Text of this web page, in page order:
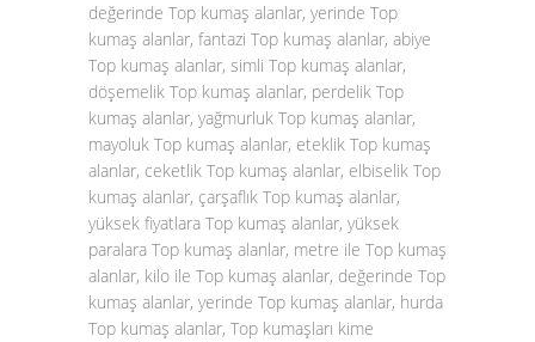
değerinde Top kumaş alanlar, yerinde Top
kumaş alanlar, fantazi Top kumaş alanlar, abiye
Top kumaş alanlar, simli Top kumaş alanlar,
döşemelik Top kumaş alanlar, perdelik Top
kumaş alanlar, yağmurluk Top kumaş alanlar,
mayoluk Top kumaş alanlar, eteklik Top kumaş
alanlar, ceketlik Top kumaş alanlar, elbiselik Top
kumaş alanlar, çarşaflık Top kumaş alanlar,
yüksek fiyatlara Top kumaş alanlar, yüksek
paralara Top kumaş alanlar, metre ile Top kumaş
alanlar, kilo ile Top kumaş alanlar, değerinde Top
kumaş alanlar, yerinde Top kumaş alanlar, hurda
Top kumaş alanlar, Top kumaşları kime